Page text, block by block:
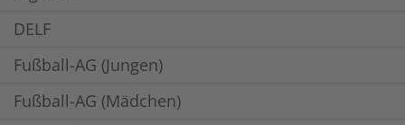
DELF
Fußball-AG (Jungen)
Fußball-AG (Mädchen)